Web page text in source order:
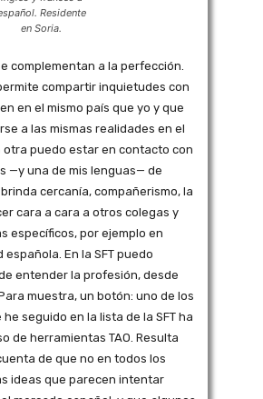
Residente
en Soria.
complementan a la perfección.
compartir inquietudes con
en el mismo país que yo y que
a las mismas realidades en el
otra puedo estar en contacto con
—y una de mis lenguas— de
cercanía, compañerismo, la
cara a cara a otros colegas y
específicos, por ejemplo en
En la SFT puedo
entender la profesión, desde
muestra, un botón: uno de los
seguido en la lista de la SFT ha
de herramientas TAO. Resulta
de que no en todos los
ideas que parecen intentar